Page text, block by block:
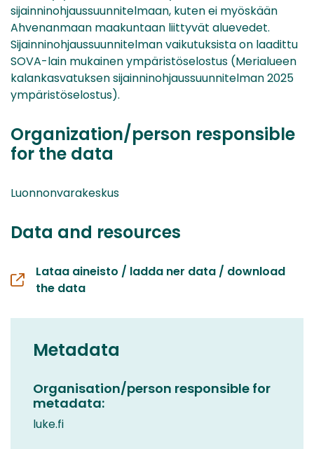
sijainninohjaussuunnitelmaan, kuten ei myöskään
Ahvenanmaan maakuntaan liittyvät aluevedet.
Sijainninohjaussuunnitelman vaikutuksista on laadittu
SOVA-lain mukainen ympäristöselostus (Merialueen
kalankasvatuksen sijainninohjaussuunnitelman 2025
ympäristöselostus).
Organization/person responsible
for the data
Luonnonvarakeskus
Data and resources
Lataa aineisto / ladda ner data / download
the data
Metadata
Organisation/person responsible for
metadata:
luke.fi